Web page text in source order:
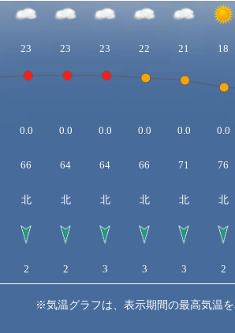
23 23 23 22 21 18
0.0 0.0 0.0 0.0 0.0 0.0
66 64 64 66 71 76
北 北 北 北 北 北
2 2 3 3 3 2
※気温グラフは、表示期間の最高気温